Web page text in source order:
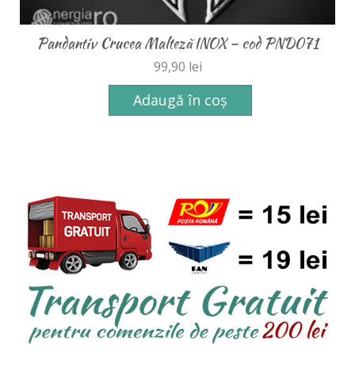
Pandantiv Crucea Malteză INOX – cod PND071
99,90 lei
Adaugă în coș